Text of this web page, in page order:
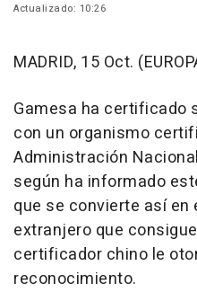
Actualizado: 10:26
MADRID, 15 Oct.
Gamesa ha certificado
con un organismo
Administración
según ha informado
que se convierte así
extranjero que
certificador chino le
reconocimiento.